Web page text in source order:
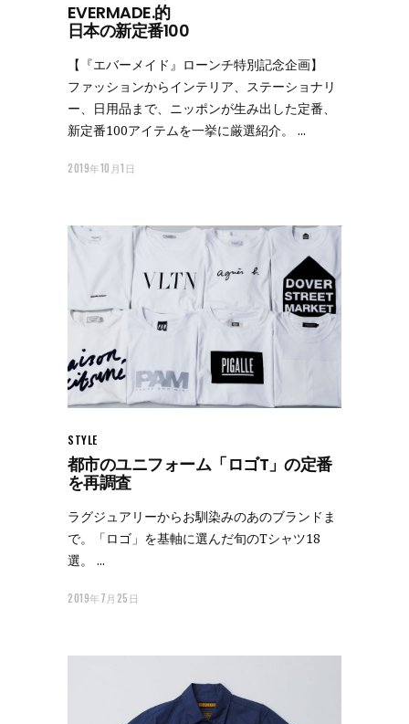
EVERMADE.的
日本の新定番100
【『エバーメイド』ローンチ特別記念企画】
ファッションからインテリア、ステーショナリ
ー、日用品まで、ニッポンが生み出した定番、
新定番100アイテムを一挙に厳選紹介。
2019年10月1日
STYLE
都市のユニフォーム「ロゴT」の定番
を再調査
ラグジュアリーからお馴染みのあのブランドま
で。「ロゴ」を基軸に選んだ旬のTシャツ18
選。
2019年7月25日